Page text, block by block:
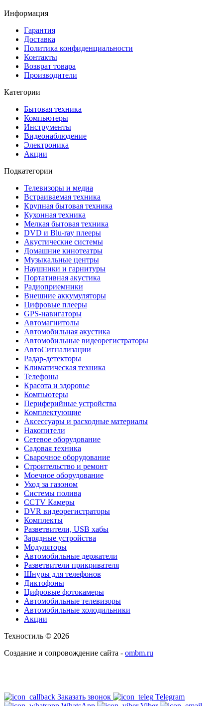
Информация
Гарантия
Доставка
Политика конфиденциальности
Контакты
Возврат товара
Производители
Категории
Бытовая техника
Компьютеры
Инструменты
Видеонаблюдение
Электроника
Акции
Подкатегории
Телевизоры и медиа
Встраиваемая техника
Крупная бытовая техника
Кухонная техника
Мелкая бытовая техника
DVD и Blu-ray плееры
Акустические системы
Домашние кинотеатры
Музыкальные центры
Наушники и гарнитуры
Портативная акустика
Радиоприемники
Внешние аккумуляторы
Цифровые плееры
GPS-навигаторы
Автомагнитолы
Автомобильная акустика
Автомобильные видеорегистраторы
АвтоСигнализации
Радар-детекторы
Климатическая техника
Телефоны
Красота и здоровье
Компьютеры
Периферийные устройства
Комплектующие
Аксессуары и расходные материалы
Накопители
Сетевое оборудование
Садовая техника
Сварочное оборудование
Строительство и ремонт
Моечное оборудование
Уход за газоном
Системы полива
CCTV Камеры
DVR видеорегистраторы
Комплекты
Разветвители, USB хабы
Зарядные устройства
Модуляторы
Автомобильные держатели
Разветвители прикривателя
Шнуры для телефонов
Диктофоны
Цифровые фотокамеры
Автомобильные телевизоры
Автомобильные холодильники
Акции
Техностиль © 2026
Создание и сопровождение сайта - ombm.ru
Заказать звонок
Telegram